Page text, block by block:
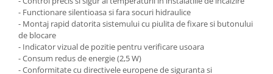
Mobila hol
Cuiere
Pantofare
- Functionare silentioasa si fara socuri hidraulice
- Montaj rapid datorita sistemului cu piulita de fixare si butonului
de blocare
- Indicator vizual de pozitie pentru verificare usoara
- Consum redus de energie (2,5 W)
- Conformitate cu directivele europene de siguranta si